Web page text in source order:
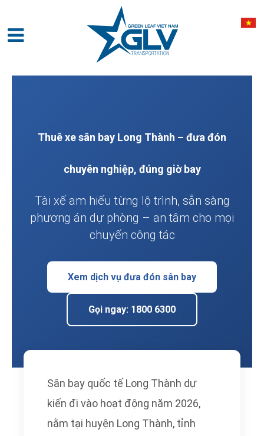
Thuê xe sân bay Long Thành – đưa đón
chuyên nghiệp, đúng giờ bay
Tài xế am hiểu từng lộ trình, sẵn sàng
phương án dự phòng – an tâm cho mọi
chuyến công tác
Xem dịch vụ đưa đón sân bay
Gọi ngay: 1800 6300
Sân bay quốc tế Long Thành dự
kiến đi vào hoạt động năm 2026,
nằm tại huyện Long Thành, tỉnh